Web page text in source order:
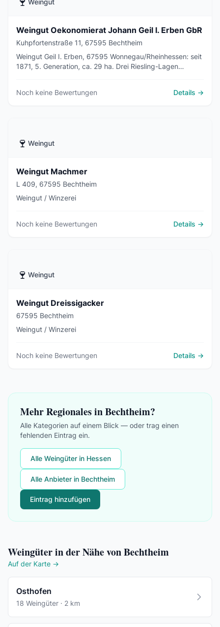
Weingut
Weingut Oekonomierat Johann Geil I. Erben GbR
Kuhpfortenstraße 11, 67595 Bechtheim
Weingut Geil I. Erben, 67595 Wonnegau/Rheinhessen: seit
1871, 5. Generation, ca. 29 ha. Drei Riesling-Lagen
Winzersekt + Shop.
Noch keine Bewertungen Details →
🍷 Weingut
Weingut Machmer
L 409, 67595 Bechtheim
Weingut / Winzerei
Noch keine Bewertungen Details →
🍷 Weingut
Weingut Dreissigacker
67595 Bechtheim
Weingut / Winzerei
Noch keine Bewertungen Details →
Mehr Regionales in Bechtheim?
Alle Kategorien auf einem Blick — oder trag einen
fehlenden Eintrag ein.
Alle Weingüter in Hessen
Alle Anbieter in Bechtheim
Eintrag hinzufügen
Weingüter in der Nähe von Bechtheim
Auf der Karte →
Osthofen
18 Weingüter · 2 km